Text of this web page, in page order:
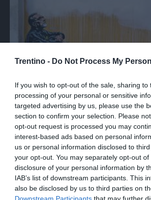
Trentino - Do Not Process My
If you wish to opt-out of the sale, sharing to
processing of your personal or sensitive
targeted advertising by us, please use the
section to confirm your selection. Please
opt-out request is processed you may
interest-based ads based on personal
us or personal information disclosed to
your opt-out. You may separately opt-out
disclosure of your personal information by
IAB’s list of downstream participants. This
also be disclosed by us to third parties on
A Milano il murale con Primo
Frank contro l'antisemitismo